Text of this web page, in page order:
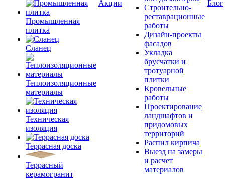
Промышленная
плитка
Сланец
Теплоизоляционные
материалы
Техническая
изоляция
Террасная доска
Террасный
керамогранит
Акции
Строительно-
реставрационные
работы
Дизайн-проекты
фасадов
Укладка
брусчатки и
тротуарной
плитки
Кровельные
работы
Проектирование
ландшафтов и
придомовых
территорий
Распил кирпича
Выезд на замеры
и расчет
материалов
Блог